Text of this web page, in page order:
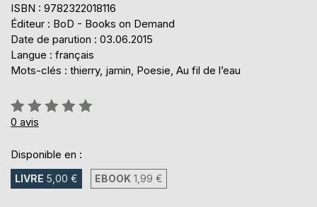
ISBN : 9782322018116
Éditeur : BoD - Books on Demand
Date de parution : 03.06.2015
Langue : français
Mots-clés : thierry, jamin, Poesie, Au fil de l’eau
Évaluation:
0%
0 avis
Disponible en :
LIVRE 5,00 € EBOOK 1,99 €